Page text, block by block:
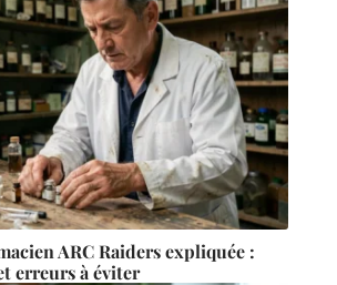
ARC Raiders expliquée :
erreurs à éviter